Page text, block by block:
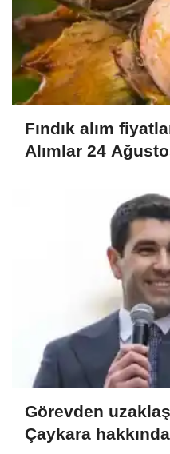
Fındık alım
Alımlar 24
Görevden
Çaykara